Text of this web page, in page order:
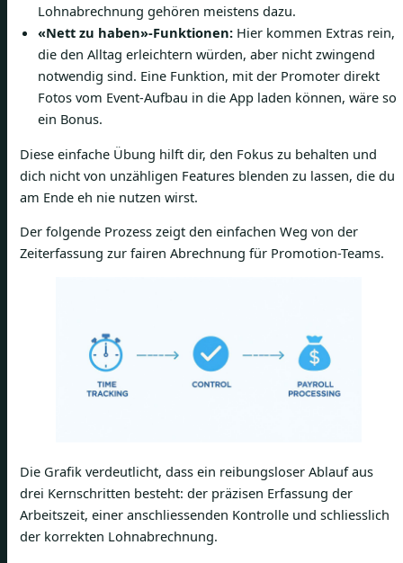
Lohnabrechnung gehören meistens dazu.
«Nett zu haben»-Funktionen: Hier kommen Extras rein,
die den Alltag erleichtern würden, aber nicht zwingend
notwendig sind. Eine Funktion, mit der Promoter direkt
Fotos vom Event-Aufbau in die App laden können, wäre so
ein Bonus.
Diese einfache Übung hilft dir, den Fokus zu behalten und
dich nicht von unzähligen Features blenden zu lassen, die du
am Ende eh nie nutzen wirst.
Der folgende Prozess zeigt den einfachen Weg von der
Zeiterfassung zur fairen Abrechnung für Promotion-Teams.
Die Grafik verdeutlicht, dass ein reibungsloser Ablauf aus
drei Kernschritten besteht: der präzisen Erfassung der
Arbeitszeit, einer anschliessenden Kontrolle und schliesslich
der korrekten Lohnabrechnung.